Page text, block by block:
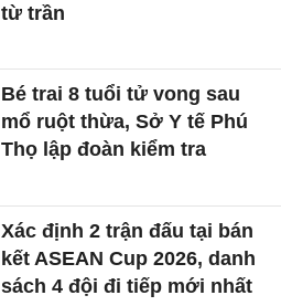
từ trần
Bé trai 8 tuổi tử vong sau
mổ ruột thừa, Sở Y tế Phú
Thọ lập đoàn kiểm tra
Xác định 2 trận đấu tại bán
kết ASEAN Cup 2026, danh
sách 4 đội đi tiếp mới nhất